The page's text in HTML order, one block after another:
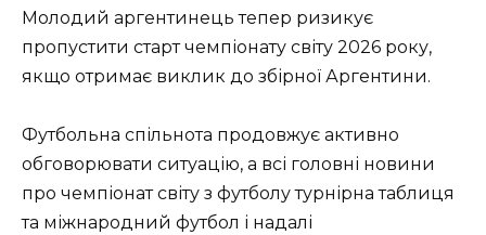
Молодий аргентинець тепер ризикує
пропустити старт чемпіонату світу 2026 року,
якщо отримає виклик до збірної Аргентини.
Футбольна спільнота продовжує активно
обговорювати ситуацію, а всі головні новини
про чемпіонат світу з футболу турнірна таблиця
та міжнародний футбол і надалі